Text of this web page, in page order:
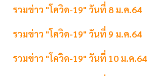
รวมข่าว "โควิด-19" วันที่ 8 ม.ค.64
รวมข่าว "โควิด-19" วันที่ 9 ม.ค.64
รวมข่าว "โควิด-19" วันที่ 10 ม.ค.64